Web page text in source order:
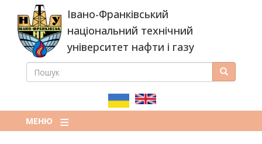
основного
вмісту
Івано-Франківський
національний технічний
університет нафти і газу
ПОШУКОВА
ПОШУК Пошук
МЕНЮ